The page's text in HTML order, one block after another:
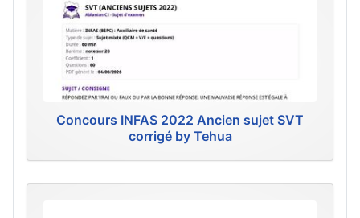
Concours INFAS 2022 Ancien sujet SVT
corrigé by Tehua